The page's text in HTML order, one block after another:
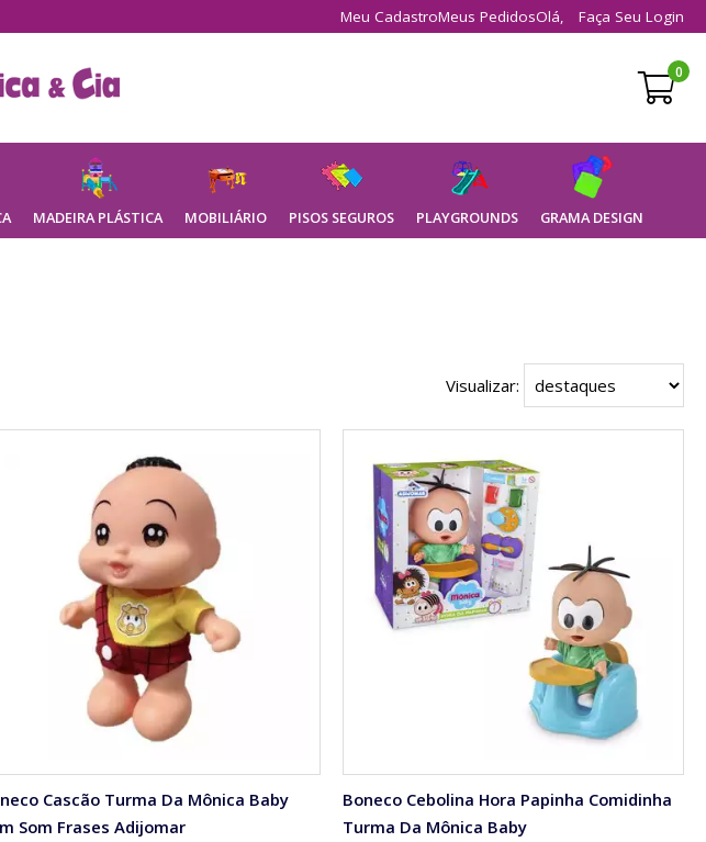
Meu CadastroMeus PedidosOlá, Faça Seu Login
MADEIRA PLÁSTICA MOBILIÁRIO PISOS SEGUROS PLAYGROUNDS GRAMA DESIGN
0
Visualizar:
Cascão Turma Da Mônica Baby
Som Frases Adijomar
Boneco Cebolina Hora Papinha Comidinha
Turma Da Mônica Baby